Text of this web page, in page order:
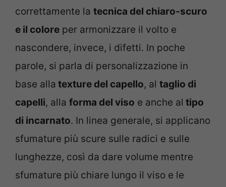
correttamente la tecnica del chiaro-scuro
e il colore per armonizzare il volto e
nascondere, invece, i difetti. In poche
parole, si parla di personalizzazione in
base alla texture del capello, al taglio di
capelli, alla forma del viso e anche al tipo
di incarnato. In linea generale, si applicano
sfumature più scure sulle radici e sulle
lunghezze, così da dare volume mentre
sfumature più chiare lungo il viso e le